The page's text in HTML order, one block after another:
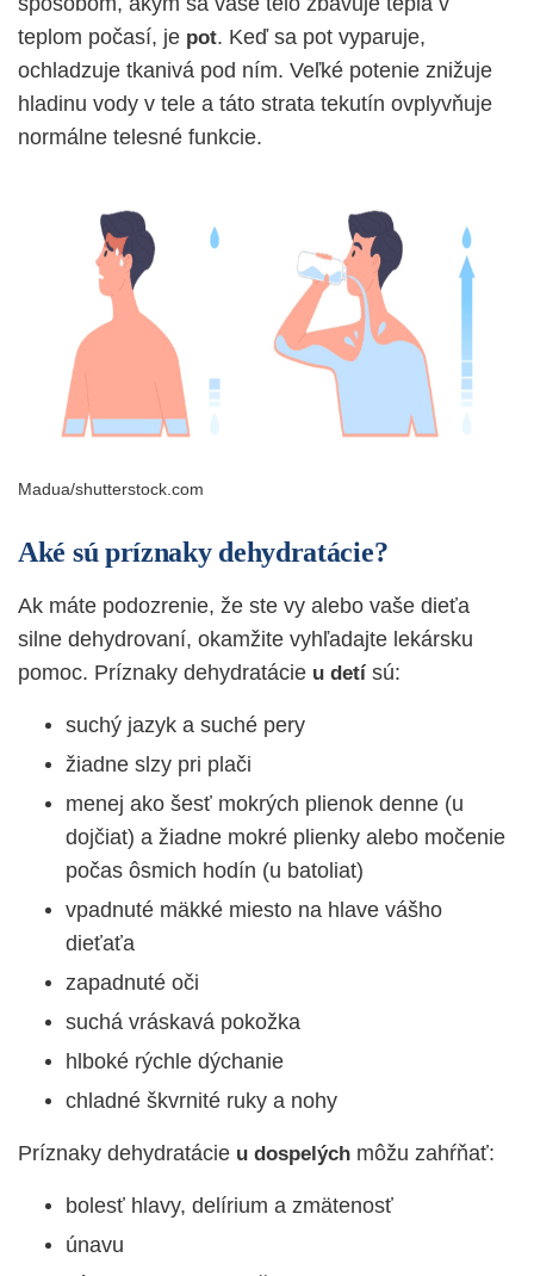
teplom počasí, je pot. Keď sa pot vyparuje,
ochladzuje tkanivá pod ním. Veľké potenie znižuje
hladinu vody v tele a táto strata tekutín ovplyvňuje
normálne telesné funkcie.
Madua/shutterstock.com
Aké sú príznaky dehydratácie?
Ak máte podozrenie, že ste vy alebo vaše dieťa
silne dehydrovaní, okamžite vyhľadajte lekársku
pomoc. Príznaky dehydratácie u detí sú:
suchý jazyk a suché pery
žiadne slzy pri plači
menej ako šesť mokrých plienok denne (u
dojčiat) a žiadne mokré plienky alebo močenie
počas ôsmich hodín (u batoliat)
vpadnuté mäkké miesto na hlave vášho
dieťaťa
zapadnuté oči
suchá vráskavá pokožka
hlboké rýchle dýchanie
chladné škvrnité ruky a nohy
Príznaky dehydratácie u dospelých môžu zahŕňať:
bolesť hlavy, delírium a zmätenosť
únavu